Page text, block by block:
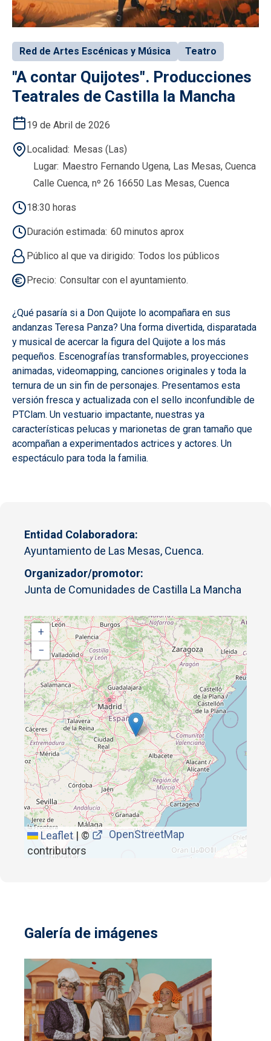
Red de Artes Escénicas y Música Teatro
"A contar Quijotes". Producciones
Teatrales de Castilla la Mancha
19 de Abril de 2026
Localidad Mesas (Las)
Lugar Maestro Fernando Ugena, Las Mesas, Cuenca
Calle Cuenca, nº 26 16650 Las Mesas, Cuenca
18:30 horas
Duración estimada 60 minutos aprox
Público al que va dirigido Todos los públicos
Precio Consultar con el ayuntamiento.
¿Qué pasaría si a Don Quijote lo acompañara en sus
andanzas Teresa Panza? Una forma divertida, disparatada
y musical de acercar la figura del Quijote a los más
pequeños. Escenografías transformables, proyecciones
animadas, videomapping, canciones originales y toda la
ternura de un sin fin de personajes. Presentamos esta
versión fresca y actualizada con el sello inconfundible de
PTClam. Un vestuario impactante, nuestras ya
características pelucas y marionetas de gran tamaño que
acompañan a experimentados actrices y actores. Un
espectáculo para toda la familia.
Entidad Colaboradora
Ayuntamiento de Las Mesas, Cuenca.
Organizador/promotor
Junta de Comunidades de Castilla La Mancha
+
−
Leaflet | ©
OpenStreetMap
contributors
Galería de imágenes